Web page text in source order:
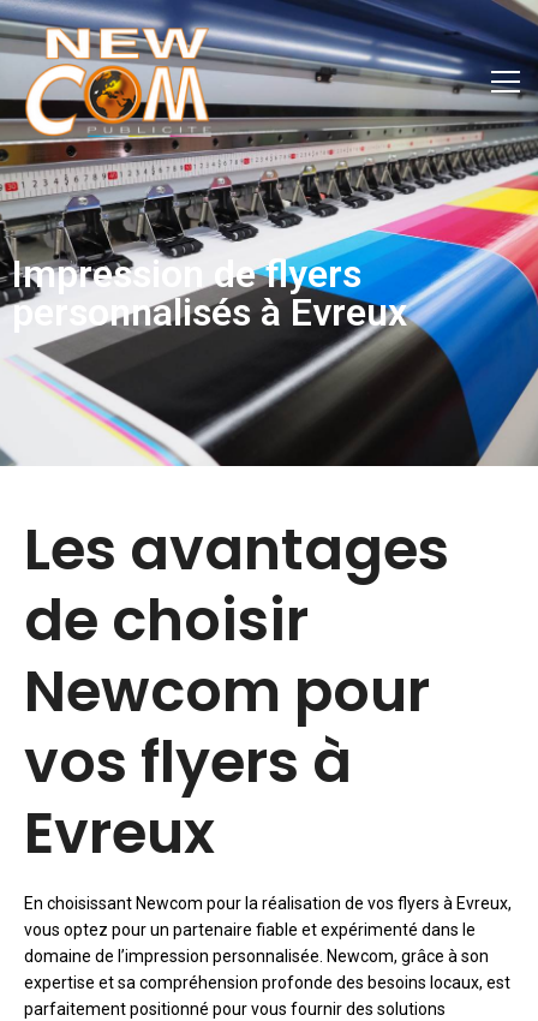
Impression de flyers
personnalisés à Evreux
Les avantages
de choisir
Newcom pour
vos flyers à
Evreux
En choisissant Newcom pour la réalisation de vos flyers à Evreux,
vous optez pour un partenaire fiable et expérimenté dans le
domaine de l’impression personnalisée. Newcom, grâce à son
expertise et sa compréhension profonde des besoins locaux, est
parfaitement positionné pour vous fournir des solutions